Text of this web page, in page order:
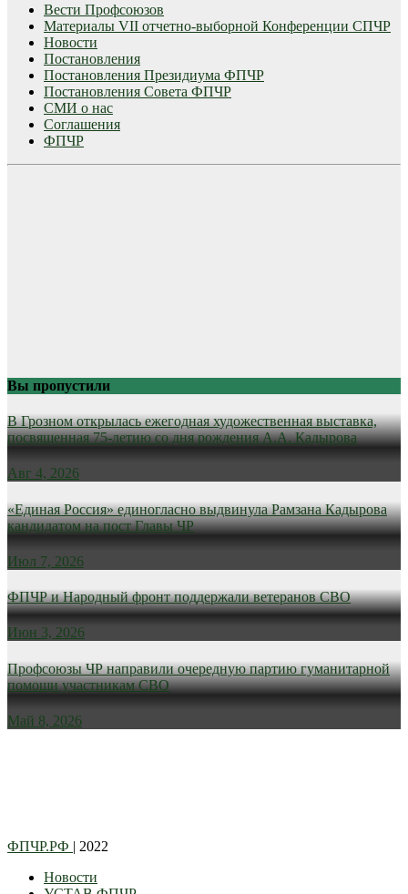
Вести Профсоюзов
Материалы VII отчетно-выборной Конференции СПЧР
Новости
Постановления
Постановления Президиума ФПЧР
Постановления Совета ФПЧР
СМИ о нас
Соглашения
ФПЧР
Вы пропустили
В Грозном открылась ежегодная художественная выставка,
посвященная 75-летию со дня рождения А.А. Кадырова
Авг 4, 2026
«Единая Россия» единогласно выдвинула Рамзана Кадырова
кандидатом на пост Главы ЧР
Июл 7, 2026
ФПЧР и Народный фронт поддержали ветеранов СВО
Июн 3, 2026
Профсоюзы ЧР направили очередную партию гуманитарной
помощи участникам СВО
Май 8, 2026
ФПЧР.РФ | 2022
Новости